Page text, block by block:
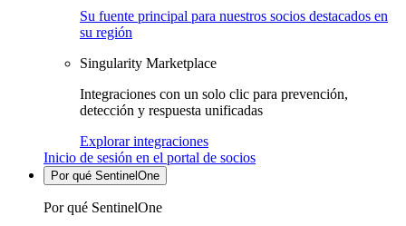
Su fuente principal para nuestros socios destacados en
su región
Singularity Marketplace
Integraciones con un solo clic para prevención,
detección y respuesta unificadas
Explorar integraciones
Inicio de sesión en el portal de socios
Por qué SentinelOne
Por qué SentinelOne